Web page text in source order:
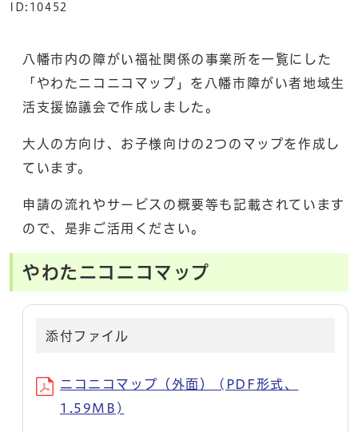
ID:10452
八幡市内の障がい福祉関係の事業所を一覧にした
「やわたニコニコマップ」を八幡市障がい者地域生
活支援協議会で作成しました。
大人の方向け、お子様向けの2つのマップを作成し
ています。
申請の流れやサービスの概要等も記載されています
ので、是非ご活用ください。
やわたニコニコマップ
添付ファイル
ニコニコマップ（外面） (PDF形式、
1.59MB)